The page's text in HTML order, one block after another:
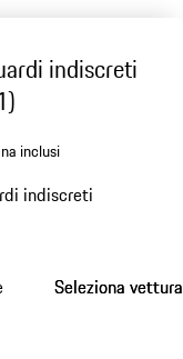
indiscreti
inclusi
indiscreti
Seleziona vettura
Seleziona vettura